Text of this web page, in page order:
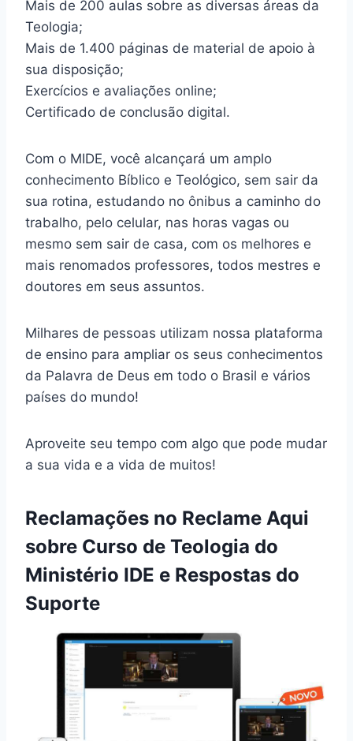
Mais de 200 aulas sobre as diversas áreas da
Teologia;
Mais de 1.400 páginas de material de apoio à
sua disposição;
Exercícios e avaliações online;
Certificado de conclusão digital.
Com o MIDE, você alcançará um amplo
conhecimento Bíblico e Teológico, sem sair da
sua rotina, estudando no ônibus a caminho do
trabalho, pelo celular, nas horas vagas ou
mesmo sem sair de casa, com os melhores e
mais renomados professores, todos mestres e
doutores em seus assuntos.
Milhares de pessoas utilizam nossa plataforma
de ensino para ampliar os seus conhecimentos
da Palavra de Deus em todo o Brasil e vários
países do mundo!
Aproveite seu tempo com algo que pode mudar
a sua vida e a vida de muitos!
Reclamações no Reclame Aqui
sobre Curso de Teologia do
Ministério IDE e Respostas do
Suporte